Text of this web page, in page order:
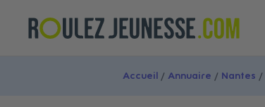
Accueil / Annuaire / Nantes /